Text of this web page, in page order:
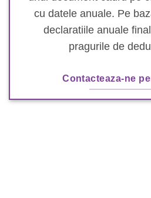
cu datele anuale. Pe
declaratiile anuale
pragurile de
Contacteaza-ne